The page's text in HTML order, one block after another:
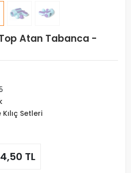
Atan Tabanca -
Setleri
TL